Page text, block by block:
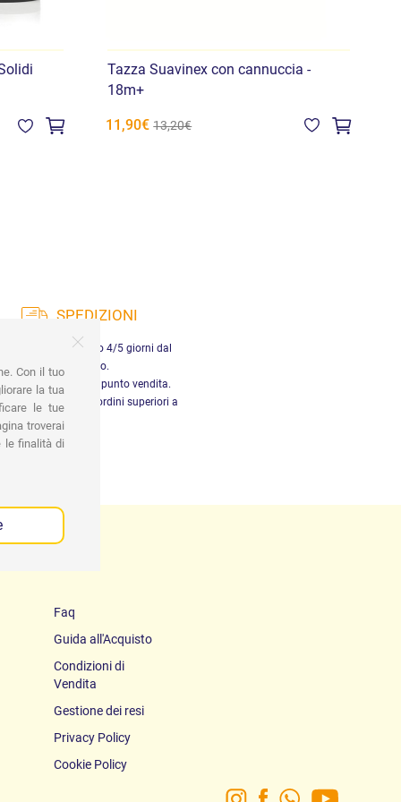
Tazza Suavinex con cannuccia -
18m+
11,90€ 13,20€
SPEDIZIONI
in Italia entro 4/5 giorni dal
pagamento.
gratuito presso il punto vendita.
gratuita per ordini superiori a
29,90 €
Faq
Guida all'Acquisto
Condizioni di
Vendita
Gestione dei resi
Privacy Policy
Cookie Policy
Con il tuo
la tua
le tue
troverai
le finalità di